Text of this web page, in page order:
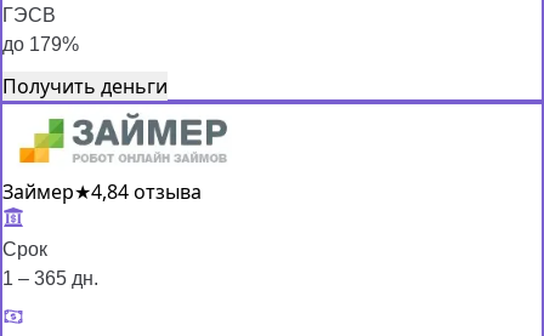
ГЭСВ
до 179%
Получить деньги
Займер★4,84 отзыва
Срок
1 – 365 дн.